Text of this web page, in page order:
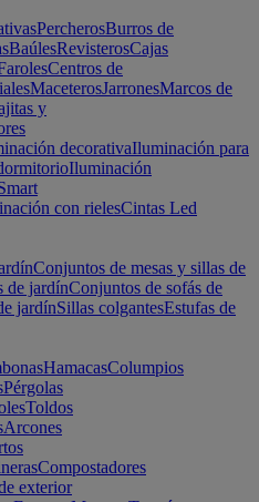
PercherosBurros de
BaúlesRevisterosCajas
Centros de
MaceterosJarronesMarcos de
y
decorativaIluminación para
Iluminación
con rielesCintas Led
Conjuntos de mesas y sillas de
de jardínConjuntos de sofás de
jardínSillas colgantesEstufas de
HamacasColumpios
Pérgolas
Toldos
Arcones
Compostadores
exterior